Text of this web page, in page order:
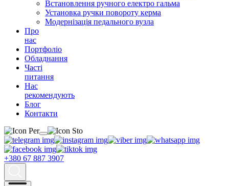
Встановлення ручного електро гальма
Установка ручки повороту керма
Модернізація педального вузла
Про
нас
Портфоліо
Обладнання
Часті
питання
Нас
рекомендують
Блог
Контакти
+380 67 887 3907